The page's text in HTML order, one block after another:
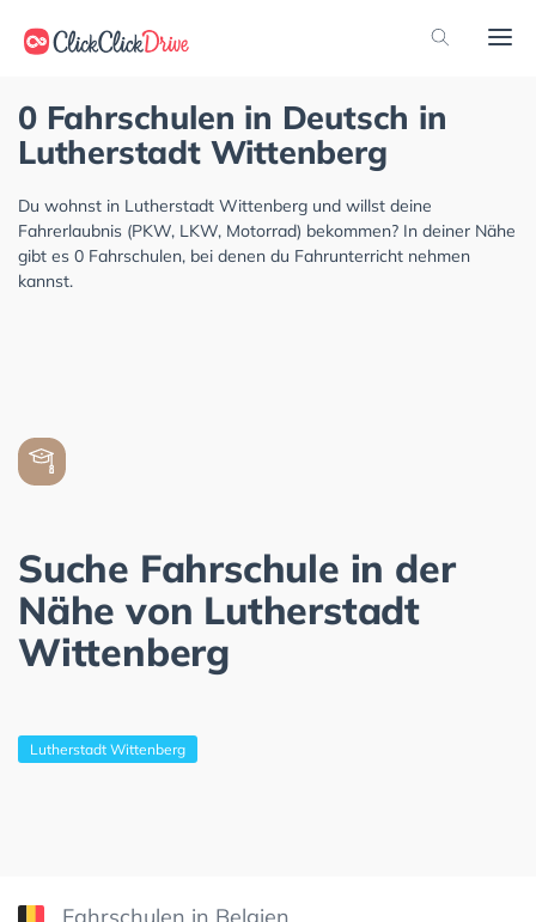
0 Fahrschulen in Deutsch in
Lutherstadt Wittenberg
Du wohnst in Lutherstadt Wittenberg und willst deine
Fahrerlaubnis (PKW, LKW, Motorrad) bekommen? In deiner Nähe
gibt es 0 Fahrschulen, bei denen du Fahrunterricht nehmen
kannst.
Suche Fahrschule in der
Nähe von Lutherstadt
Wittenberg
Lutherstadt Wittenberg